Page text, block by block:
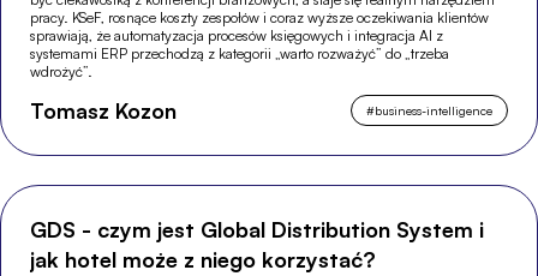
pracy. KSeF, rosnące koszty zespołów i coraz wyższe oczekiwania klientów
sprawiają, że automatyzacja procesów księgowych i integracja AI z
systemami ERP przechodzą z kategorii „warto rozważyć” do „trzeba
wdrożyć”.
Tomasz Kozon #business-intelligence
GDS - czym jest Global Distribution System i
jak hotel może z niego korzystać?